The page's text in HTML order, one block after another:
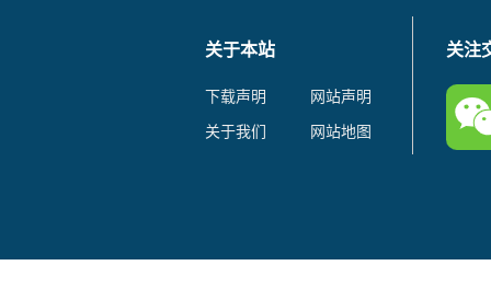
关于本站
下载声明
网站声明
关于我们
网站地图
关注